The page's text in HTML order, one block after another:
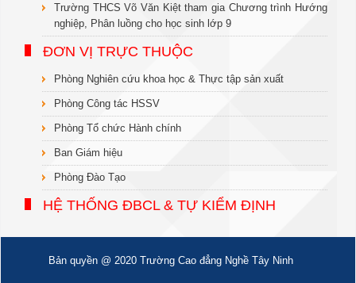
Trường THCS Võ Văn Kiệt tham gia Chương trình Hướng
nghiệp, Phân luồng cho học sinh lớp 9
ĐƠN VỊ TRỰC THUỘC
Phòng Nghiên cứu khoa học & Thực tập sản xuất
Phòng Công tác HSSV
Phòng Tổ chức Hành chính
Ban Giám hiệu
Phòng Đào Tạo
HỆ THỐNG ĐBCL & TỰ KIỂM ĐỊNH
Bản quyền @ 2020 Trường Cao đẳng Nghề Tây Ninh